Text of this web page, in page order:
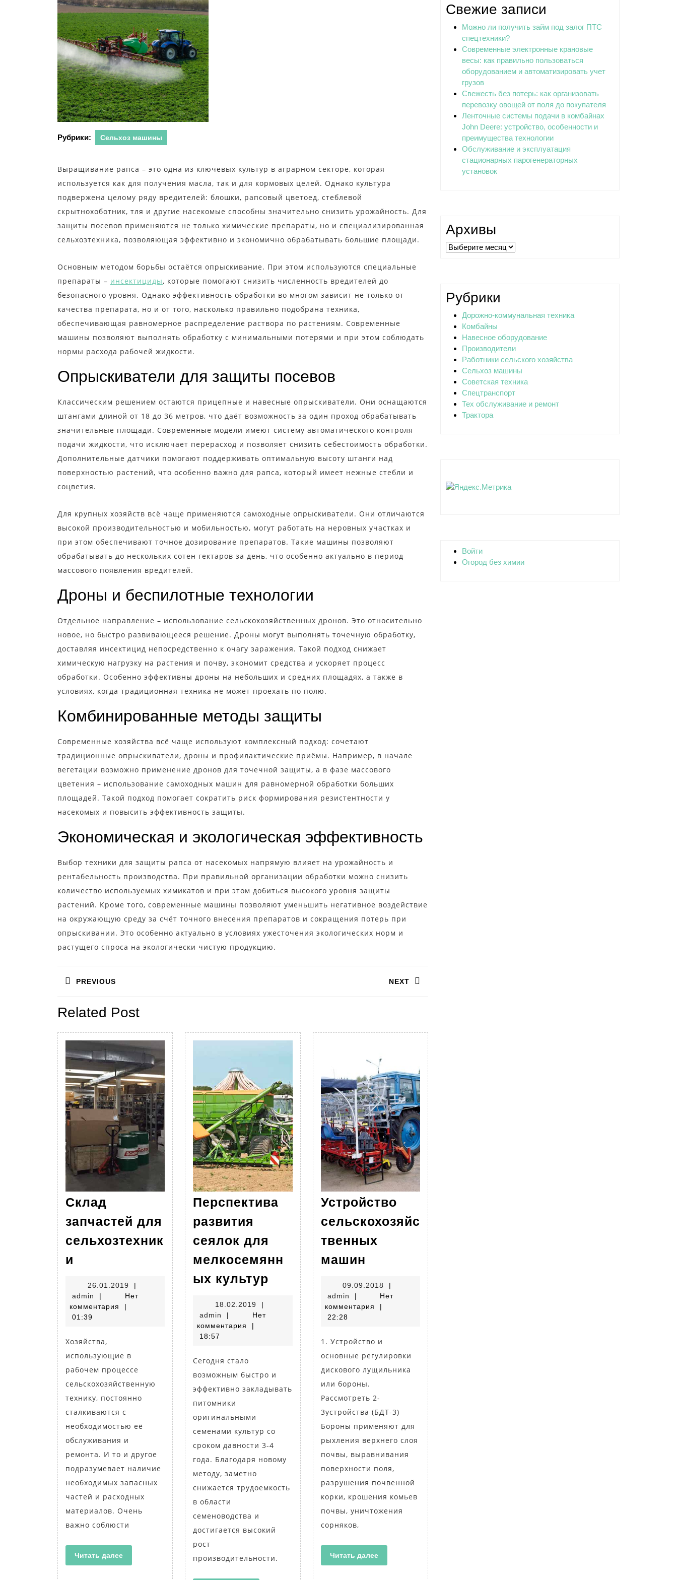
Рубрики: Сельхоз машины
Выращивание рапса – это одна из ключевых культур в аграрном секторе, которая
используется как для получения масла, так и для кормовых целей. Однако культура
подвержена целому ряду вредителей: блошки, рапсовый цветоед, стеблевой
скрытнохоботник, тля и другие насекомые способны значительно снизить урожайность. Для
защиты посевов применяются не только химические препараты, но и специализированная
сельхозтехника, позволяющая эффективно и экономично обрабатывать большие площади.
Основным методом борьбы остаётся опрыскивание. При этом используются специальные
препараты – инсектициды, которые помогают снизить численность вредителей до
безопасного уровня. Однако эффективность обработки во многом зависит не только от
качества препарата, но и от того, насколько правильно подобрана техника,
обеспечивающая равномерное распределение раствора по растениям. Современные
машины позволяют выполнять обработку с минимальными потерями и при этом соблюдать
нормы расхода рабочей жидкости.
Опрыскиватели для защиты посевов
Классическим решением остаются прицепные и навесные опрыскиватели. Они оснащаются
штангами длиной от 18 до 36 метров, что даёт возможность за один проход обрабатывать
значительные площади. Современные модели имеют систему автоматического контроля
подачи жидкости, что исключает перерасход и позволяет снизить себестоимость обработки.
Дополнительные датчики помогают поддерживать оптимальную высоту штанги над
поверхностью растений, что особенно важно для рапса, который имеет нежные стебли и
соцветия.
Для крупных хозяйств всё чаще применяются самоходные опрыскиватели. Они отличаются
высокой производительностью и мобильностью, могут работать на неровных участках и
при этом обеспечивают точное дозирование препаратов. Такие машины позволяют
обрабатывать до нескольких сотен гектаров за день, что особенно актуально в период
массового появления вредителей.
Дроны и беспилотные технологии
Отдельное направление – использование сельскохозяйственных дронов. Это относительно
новое, но быстро развивающееся решение. Дроны могут выполнять точечную обработку,
доставляя инсектицид непосредственно к очагу заражения. Такой подход снижает
химическую нагрузку на растения и почву, экономит средства и ускоряет процесс
обработки. Особенно эффективны дроны на небольших и средних площадях, а также в
условиях, когда традиционная техника не может проехать по полю.
Комбинированные методы защиты
Современные хозяйства всё чаще используют комплексный подход: сочетают
традиционные опрыскиватели, дроны и профилактические приёмы. Например, в начале
вегетации возможно применение дронов для точечной защиты, а в фазе массового
цветения – использование самоходных машин для равномерной обработки больших
площадей. Такой подход помогает сократить риск формирования резистентности у
насекомых и повысить эффективность защиты.
Экономическая и экологическая эффективность
Выбор техники для защиты рапса от насекомых напрямую влияет на урожайность и
рентабельность производства. При правильной организации обработки можно снизить
количество используемых химикатов и при этом добиться высокого уровня защиты
растений. Кроме того, современные машины позволяют уменьшить негативное воздействие
на окружающую среду за счёт точного внесения препаратов и сокращения потерь при
опрыскивании. Это особенно актуально в условиях ужесточения экологических норм и
растущего спроса на экологически чистую продукцию.
записям
PREVIOUS
запись:
NEXT
Related Post
Склад
запчастей для
сельхозтехник
и
для
сельхозтехники
26.01.2019 26.01.2019
|
admin
admin
|
Нет
комментария
|
01:39
Хозяйства,
использующие в
рабочем процессе
сельскохозяйственную
технику, постоянно
сталкиваются с
необходимостью её
обслуживания и
ремонта. И то и другое
подразумевает наличие
необходимых запасных
частей и расходных
материалов. Очень
важно соблюсти
Читать далееЧитать
далее
Перспектива
развития
сеялок для
мелкосемянн
ых культур Перспектива
развития
сеялок
мелкосемянных
культур
18.02.2019 18.02.2019
|
admin
admin
|
Нет
комментария
|
18:57
Сегодня стало
возможным быстро и
эффективно закладывать
питомники
оригинальными
семенами культур со
сроком давности 3-4
года. Благодаря новому
методу, заметно
снижается трудоемкость
в области
семеноводства и
достигается высокий
рост
производительности.
Устройство
сельскохозяйс
твенных
машин Устройство
сельскохозяйственных
машин
09.09.2018 09.09.2018
|
admin
admin
|
Нет
комментария
|
22:28
1. Устройство и
основные регулировки
дискового лущильника
или бороны.
Рассмотреть 2-
3устройства (БДТ-3)
Бороны применяют для
рыхления верхнего слоя
почвы, выравнивания
поверхности поля,
разрушения почвенной
корки, крошения комьев
почвы, уничтожения
сорняков,
Читать далееЧитать
далее
Свежие записи
Можно ли получить займ под залог ПТС
спецтехники?
Современные электронные крановые
весы: как правильно пользоваться
оборудованием и автоматизировать учет
грузов
Свежесть без потерь: как организовать
перевозку овощей от поля до покупателя
Ленточные системы подачи в комбайнах
John Deere: устройство, особенности и
преимущества технологии
Обслуживание и эксплуатация
стационарных парогенераторных
установок
Архивы
Архивы
Рубрики
Дорожно-коммунальная техника
Комбайны
Навесное оборудование
Производители
Работники сельского хозяйства
Сельхоз машины
Советская техника
Спецтранспорт
Тех обслуживание и ремонт
Трактора
Войти
Огород без химии